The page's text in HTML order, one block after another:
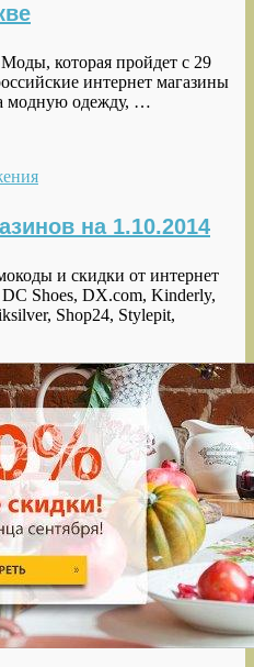
которая пройдет с 29
интернет магазины
модную одежду, …
на 1.10.2014
и скидки от интернет
Shoes, DX.com, Kinderly,
Shop24, Stylepit,